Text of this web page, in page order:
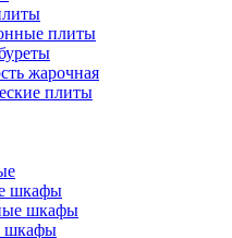
плиты
жарочная
плиты
шкафы
шкафы
шкафы